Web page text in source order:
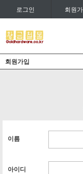
로그인 회원
회원가입
이름
아이디